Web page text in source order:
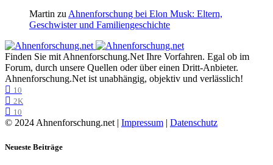
Martin zu Ahnenforschung bei Elon Musk: Eltern,
Geschwister und Familiengeschichte
Finden Sie mit Ahnenforschung.Net Ihre Vorfahren. Egal ob im
Forum, durch unsere Quellen oder über einen Dritt-Anbieter.
Ahnenforschung.Net ist unabhängig, objektiv und verlässlich!
10
2K
10
© 2024 Ahnenforschung.net | Impressum | Datenschutz
Neueste Beiträge